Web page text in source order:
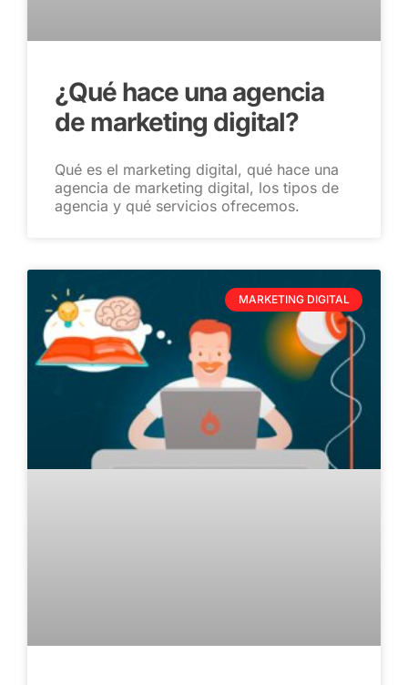
¿Qué hace una agencia
de marketing digital?
Qué es el marketing digital, qué hace una
agencia de marketing digital, los tipos de
agencia y qué servicios ofrecemos.
MARKETING DIGITAL